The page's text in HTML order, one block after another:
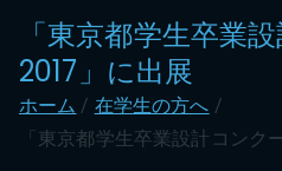
「東京都学生卒業
2017」に出展
ホーム
在学生の方へ
「東京都学生卒業設計コンク